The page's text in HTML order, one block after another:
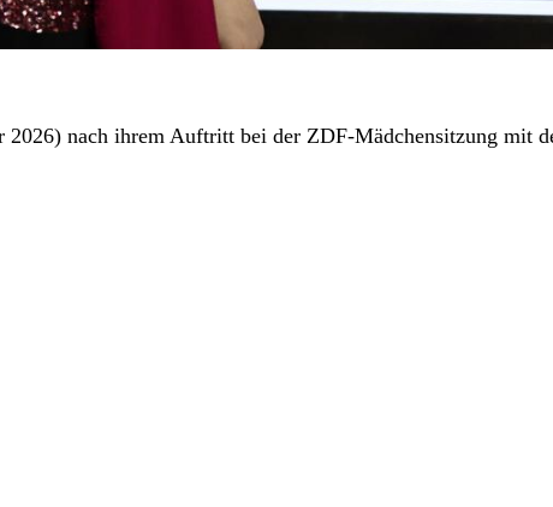
nach ihrem Auftritt bei der ZDF-Mädchensitzung mit